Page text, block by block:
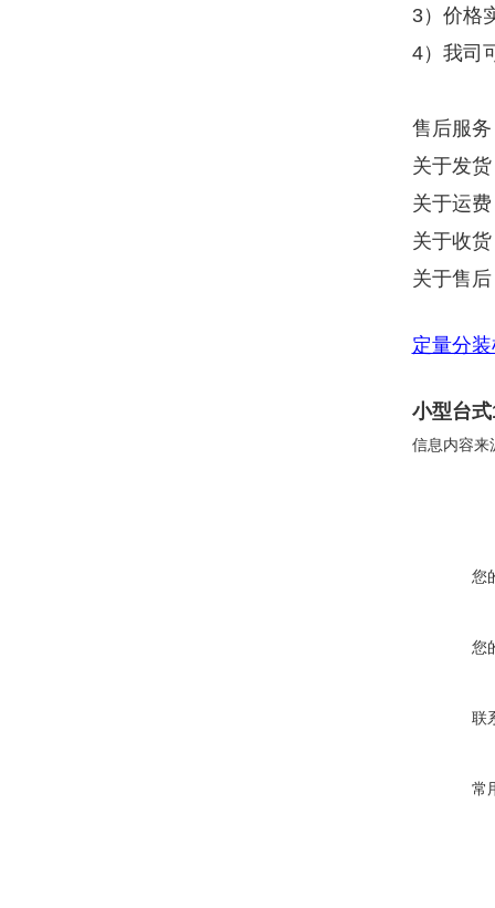
3）价格
4）我司
售后服
关于发
关于运
关于收
关于售
定量分
小型台
信息内容来
您
您
联
常